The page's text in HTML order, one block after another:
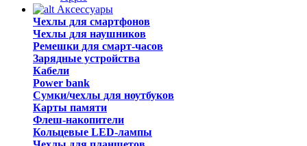
Аксессуары
Чехлы для смартфонов
Чехлы для наушников
Ремешки для смарт-часов
Зарядные устройства
Кабели
Power bank
Сумки/чехлы для ноутбуков
Карты памяти
Флеш-накопители
Кольцевые LED-лампы